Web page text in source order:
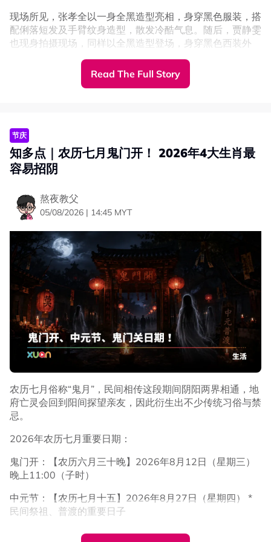
现场所见，张孝全以一身全黑造型亮相，身穿黑色服装，搭
配俐落短发及手臂纹身造型，散发冷酷气息。随后，贾静雯
也现身拍摄现场，同样以全黑造型登场，身穿黑色西装外
从现场拍摄画面来看，贾静雯疑似拍摄动作戏，只见她接听
合作的消息，一切仍有待官方进一步公布。
事实上，张孝全与贾静雯曾于2019年合作Netflix影集《罪
梦者》，在剧中饰演一对历经生死离别、命运坎坷的夫妻。
若这次合作消息属实，也将是两人时隔7年再度同框，令不
少影迷相当期待。
Read The Full Story
节庆
知多点｜农历七月鬼门开！ 2026年4大生肖最
容易招阴
熬夜教父
05/08/2026 | 14:45 MYT
农历七月俗称“鬼月”，民间相传这段期间阴阳两界相通，地
府亡灵会回到阳间探望亲友，因此衍生出不少传统习俗与禁
忌。
2026年农历七月重要日期：
鬼门开：【农历六月三十晚】2026年8月12日（星期三）
晚上11:00（子时）
中元节：【农历七月十五】2026年8月27日（星期四） *
民间祭祖、普渡的重要日子
鬼门关：【农历七月三十晚】2026年9月10日（星期四）